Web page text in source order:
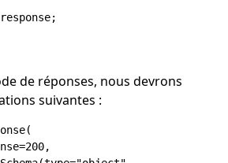
de réponses, nous devrons
suivantes :